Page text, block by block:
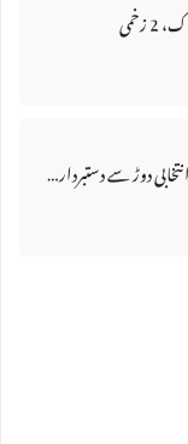
دوڑ سے دستبردار،